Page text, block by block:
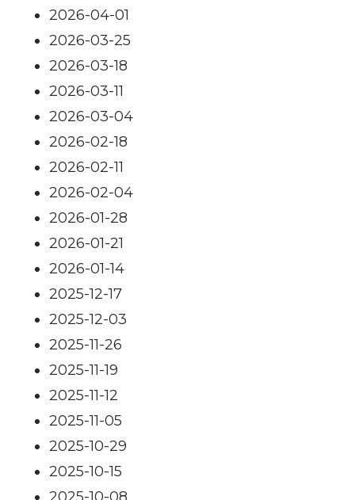
2026-04-01
2026-03-25
2026-03-18
2026-03-11
2026-03-04
2026-02-18
2026-02-11
2026-02-04
2026-01-28
2026-01-21
2026-01-14
2025-12-17
2025-12-03
2025-11-26
2025-11-19
2025-11-12
2025-11-05
2025-10-29
2025-10-15